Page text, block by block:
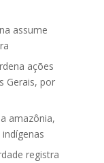
assume
ações
Gerais, por
amazônia,
registra